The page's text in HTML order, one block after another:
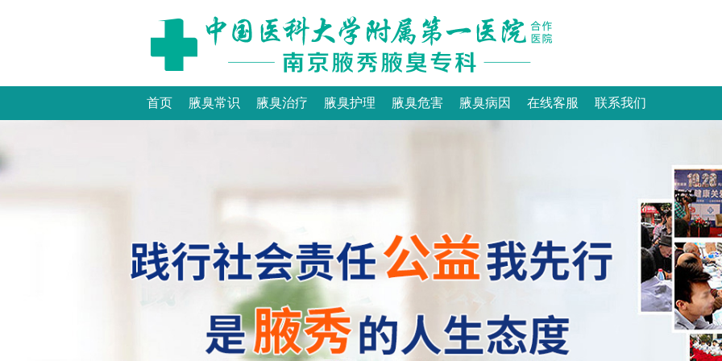
首页 腋臭常识 腋臭治疗 腋臭护理 腋臭危害 腋臭病因 在线客服 联系我们